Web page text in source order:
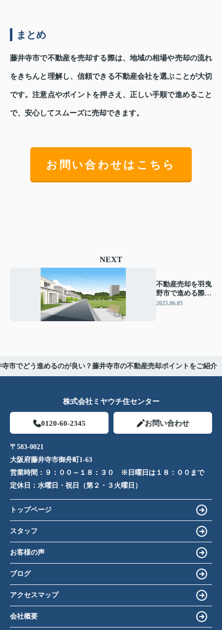
まとめ
藤井寺市で不動産を売却する際は、地域の相場や売却の流れ
をきちんと理解し、信頼できる不動産会社を選ぶことが大切
です。注意点やポイントを押さえ、正しい手順で進めること
で、安心してスムーズに売却できます。
お問い合わせはこちら
NEXT
不動産売却を羽曳
野市で進める際の
ポイントは？買取
2025.06.05
市でどう進めるのが良い？藤井寺市の不動産売却ポイントをご紹介
株式会社ミヤウチ住センター
0120-60-2345 お問い合わせ
〒583-0021
大阪府藤井寺市御舟町1-63
営業時間： ９：００～１８：３０ ※日曜日は１８：００まで
定休日： 水曜日・祝日（第２・３火曜日）
トップページ
スタッフ
お客様の声
ブログ
アクセスマップ
会社概要